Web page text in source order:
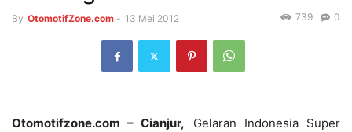
By OtomotifZone.com - 13 Mei 2012 0
739
Otomotifzone.com – Cianjur, Gelaran Indonesia Super